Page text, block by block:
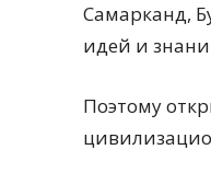
Самарканд,
идей и
Поэтому